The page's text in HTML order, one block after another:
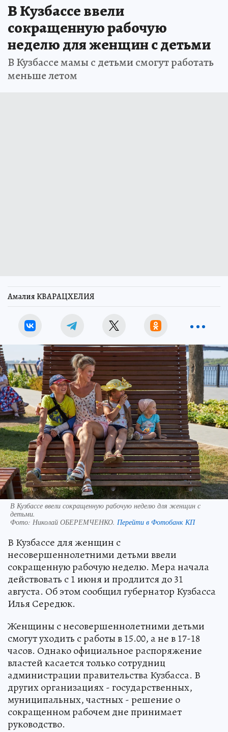
В Кузбассе ввели
сокращенную рабочую
неделю для женщин с детьми
В Кузбассе мамы с детьми смогут работать
меньше летом
Амалия КВАРАЦХЕЛИЯ
В Кузбассе ввели сокращенную рабочую неделю для женщин с
детьми.
Фото: Николай ОБЕРЕМЧЕНКО. Перейти в Фотобанк КП
В Кузбассе для женщин с
несовершеннолетними детьми ввели
сокращенную рабочую неделю. Мера начала
действовать с 1 июня и продлится до 31
августа. Об этом сообщил губернатор Кузбасса
Илья Середюк.
Женщины с несовершеннолетними детьми
смогут уходить с работы в 15.00, а не в 17-18
часов. Однако официальное распоряжение
властей касается только сотрудниц
администрации правительства Кузбасса. В
других организациях - государственных,
муниципальных, частных - решение о
сокращенном рабочем дне принимает
руководство.